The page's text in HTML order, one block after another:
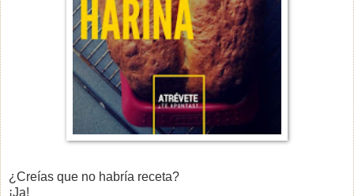
¿Creías que no habría receta?
¡Ja!